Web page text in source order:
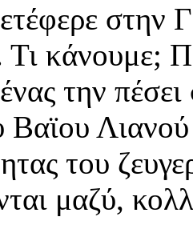
στην
Τι κάνουμε;
την
Βαϊου
του
μαζύ,